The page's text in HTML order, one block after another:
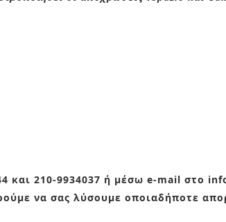
και 210-9934037 ή μέσω e-mail στο
να σας λύσουμε οποιαδήποτε